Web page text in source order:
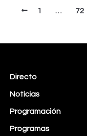
1 … 72
Directo
Noticias
Programación
Programas